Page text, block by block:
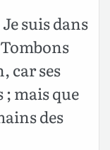
suis dans
car ses
mais que
des